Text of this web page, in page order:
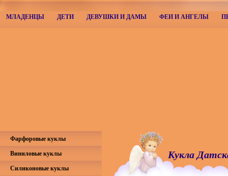
МЛАДЕНЦЫ ДЕТИ ДЕВУШКИ И ДАМЫ ФЕИ И АНГЕЛЫ
Кукла
Фарфоровые куклы
Виниловые куклы
Силиконовые куклы